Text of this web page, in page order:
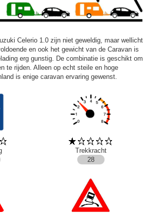
Celerio 1.0 zijn niet geweldig, maar wellicht
en ook het gewicht van de Caravan is
erg gunstig. De combinatie is geschikt om
te rijden. Alleen op echt steile en hoge
is enige caravan ervaring gewenst.
Trekkracht
28